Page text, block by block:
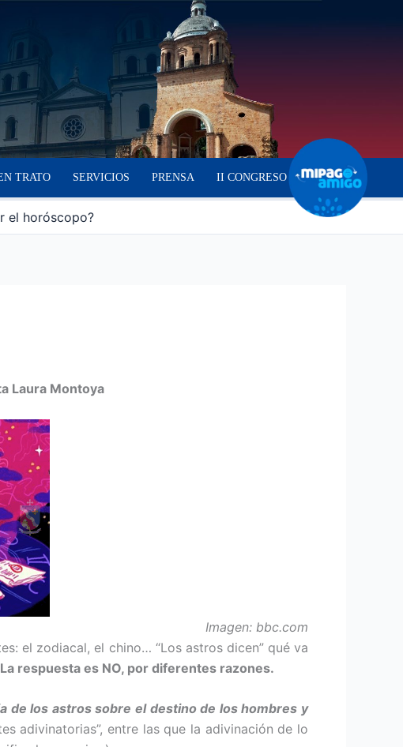
TRATO SERVICIOS PRENSA II CONGRESO
el horóscopo?
Laura Montoya
Imagen: bbc.com
el zodiacal, el chino… “Los astros dicen” qué va
La respuesta es NO, por di­ferentes razones.
de los astros so­bre el destino de los hombres y
adivinatorias”, entre las que la adivinación de lo